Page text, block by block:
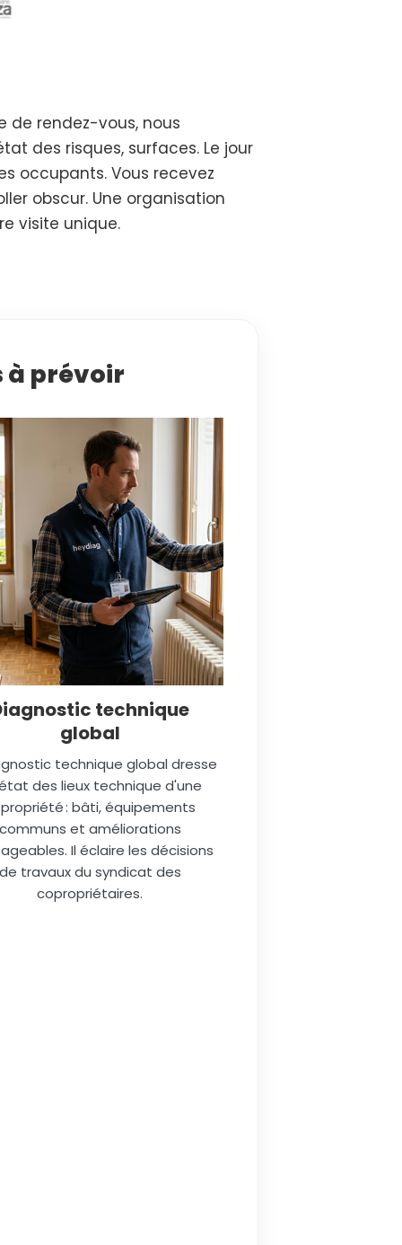
de rendez-vous, nous
des risques, surfaces. Le jour
occupants. Vous recevez
obscur. Une organisation
visite unique.
à prévoir
technique
global
technique global dresse
des lieux technique d'une
: bâti, équipements
et améliorations
Il éclaire les décisions
travaux du syndicat des
copropriétaires.